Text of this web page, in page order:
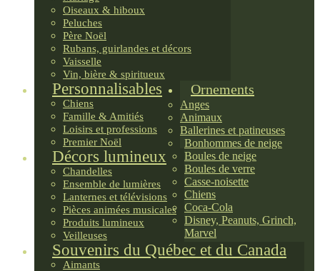
Oiseaux & hiboux
Peluches
Père Noël
Rubans, guirlandes et décors
Vaisselle
Vin, bière & spiritueux
Personnalisables
Chiens
Famille & Amitiés
Loisirs et professions
Premier Noël
Décors lumineux
Chandelles
Ensemble de lumières
Lanternes et télévisions
Pièces animées musicales
Produits lumineux
Veilleuses
Souvenirs du Québec et du Canada
Aimants
Ornements
Anges
Animaux
Ballerines et patineuses
Bonhommes de neige
Boules de neige
Boules de verre
Casse-noisette
Chiens
Coca-Cola
Disney, Peanuts, Grinch,
Marvel